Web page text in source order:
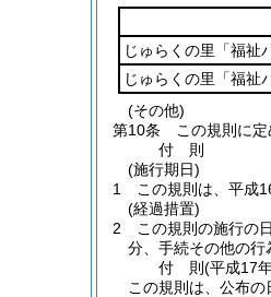
じゅらくの里「福祉
じゅらくの里「福祉
(その他)
第10条
この規則に
付 則
(施行期日)
1
この規則は、平成
(経過措置)
2
この規則の施行の
分、手続その他の行
付 則(平成17
この規則は、公布の